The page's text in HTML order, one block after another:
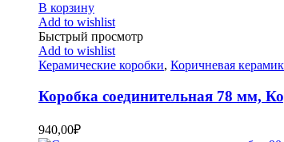
В корзину
Add to wishlist
Быстрый просмотр
Add to wishlist
Керамические коробки, Коричневая
Коробка соединительная 78 мм,
940,00₽